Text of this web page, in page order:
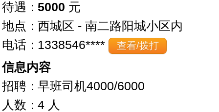
待遇：5000 元
地点：西城区 - 南二路阳城小区内
电话： 1338546**** 查看/拨打
信息内容
招聘：早班司机4000/6000
人数：4 人